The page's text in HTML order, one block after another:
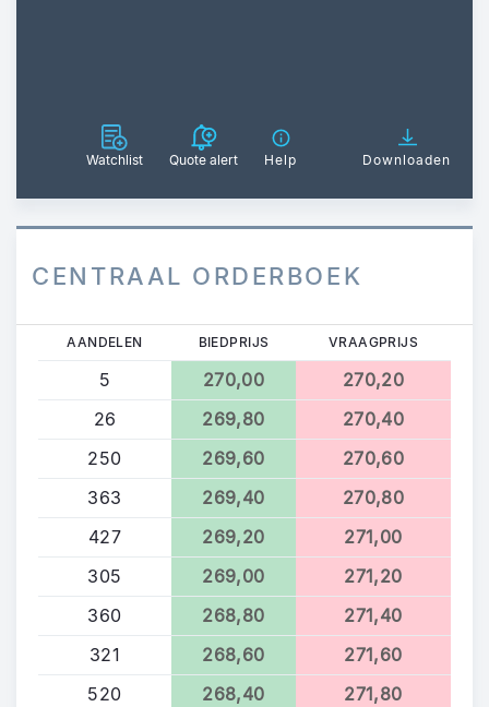
Watchlist Quote alert Help Downloaden
CENTRAAL ORDERBOEK
AANDELEN BIEDPRIJS VRAAGPRIJS
5 270,00
270,20
26
269,80
270,40
250
269,60
270,60
363
269,40
270,80
427
269,20
271,00
305
269,00
271,20
360
268,80
271,40
321
268,60
271,60
520
268,40 271,80